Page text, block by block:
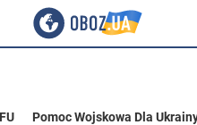
Pomoc Wojskowa Dla